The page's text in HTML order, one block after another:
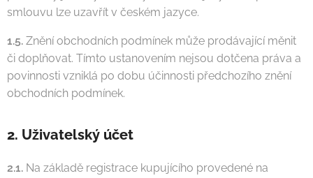
smlouvu lze uzavřít v českém jazyce.
1.5. Znění obchodních podmínek může prodávající měnit
či doplňovat. Tímto ustanovením nejsou dotčena práva a
povinnosti vzniklá po dobu účinnosti předchozího znění
obchodních podmínek.
2. Uživatelský účet
2.1. Na základě registrace kupujícího provedené na